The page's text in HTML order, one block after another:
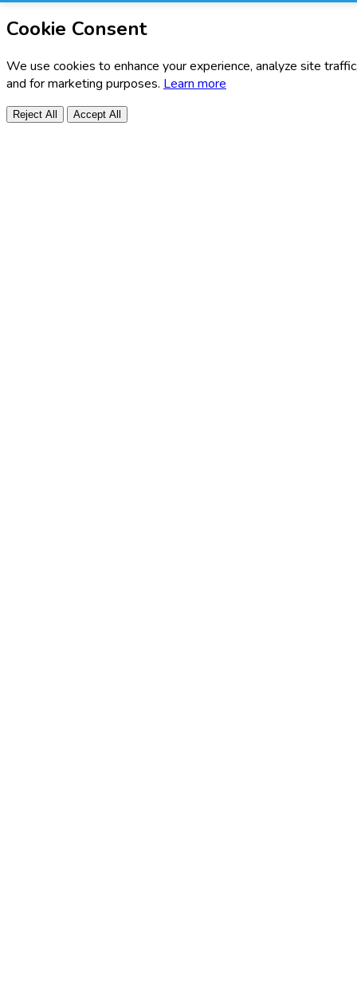
Cookie Consent
We use cookies to enhance your experience, analyze site
and for marketing purposes. Learn more
Reject All Accept All